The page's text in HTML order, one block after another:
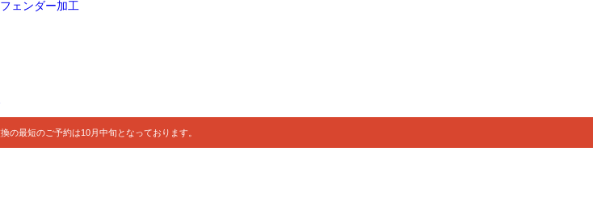
フェンダー加工
の最短のご予約は10月中旬となっております。